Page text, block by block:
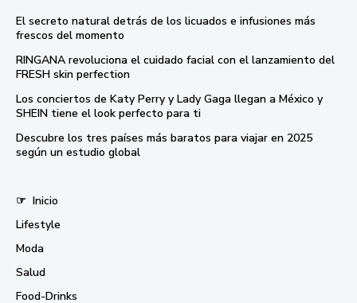
El secreto natural detrás de los licuados e infusiones más
frescos del momento
RINGANA revoluciona el cuidado facial con el lanzamiento del
FRESH skin perfection
Los conciertos de Katy Perry y Lady Gaga llegan a México y
SHEIN tiene el look perfecto para ti
Descubre los tres países más baratos para viajar en 2025
según un estudio global
☞ Inicio
Lifestyle
Moda
Salud
Food-Drinks